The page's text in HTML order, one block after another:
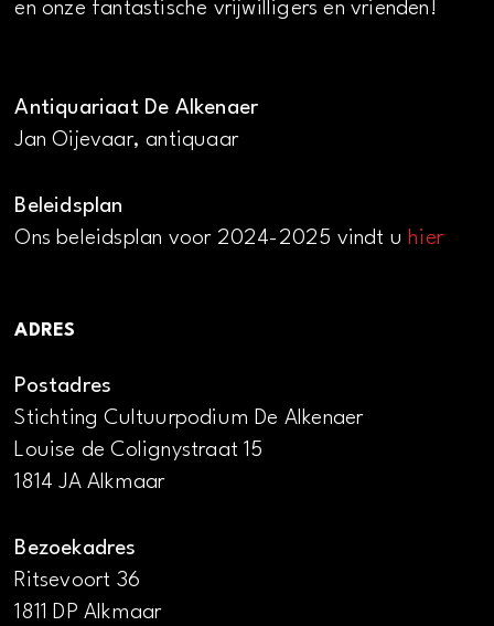
en onze fantastische vrijwilligers en vrienden!
Antiquariaat De Alkenaer
Jan Oijevaar, antiquaar
Beleidsplan
Ons beleidsplan voor 2024-2025 vindt uhier
ADRES
Postadres
Stichting Cultuurpodium De Alkenaer
Louise de Colignystraat 15
1814 JA Alkmaar
Bezoekadres
Ritsevoort 36
1811 DP Alkmaar